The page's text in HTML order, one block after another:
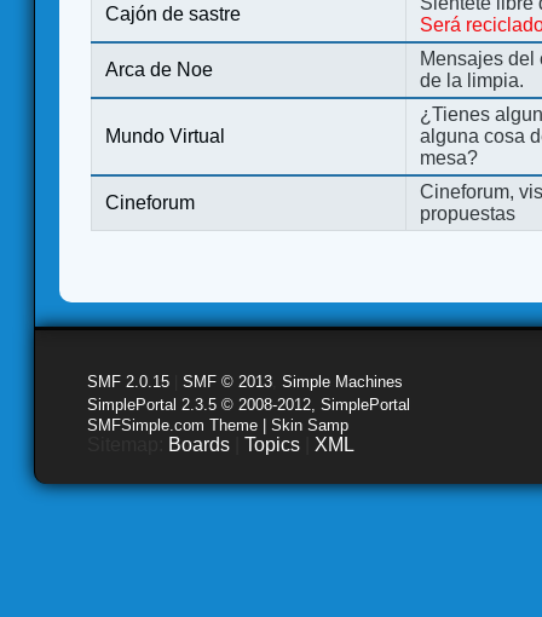
Cajón de sastre
Será
Arca de Noe
Mensajes del
de la limpia.
Mundo Virtual
¿Tienes
alguna cosa
mesa?
Cineforum
Cineforum,
propuestas
SMF 2.0.15 SMF © 2013 Simple Machines
SimplePortal 2.3.5 © 2008-2012, SimplePortal
SMFSimple.com Theme | Skin Samp
Boards Topics XML